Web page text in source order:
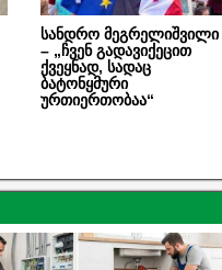
სანდრო მეგრელიშვილი
– „ჩვენ გადავიქეცით
ქვეყნად, სადაც
ბატონყმური
ურთიერთობაა“